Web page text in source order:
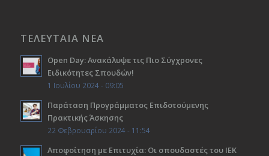
ΤΕΛΕΥΤΑΙΑ ΝΕΑ
Open Day: Ανακάλυψε τις Πιο Σύγχρονες
Ειδικότητες Σπουδών!
1 Ιουλίου 2024 - 09:05
Παράταση Προγράμματος Επιδοτούμενης
Πρακτικής Άσκησης
22 Φεβρουαρίου 2024 - 11:54
Αποφοίτηση με Επιτυχία: Οι σπουδαστές του ΙΕΚ